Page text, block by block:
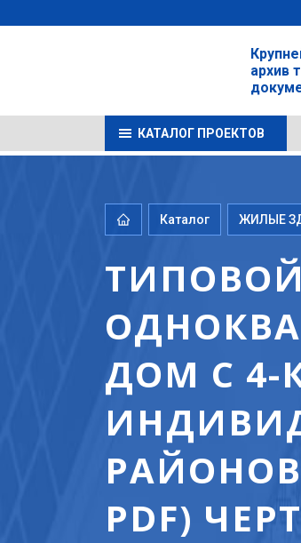
архив
КАТАЛОГ ПРОЕКТОВ
Каталог ЖИЛЫЕ
ТИПОВОЙ
ДОМ С 4-
PDF)